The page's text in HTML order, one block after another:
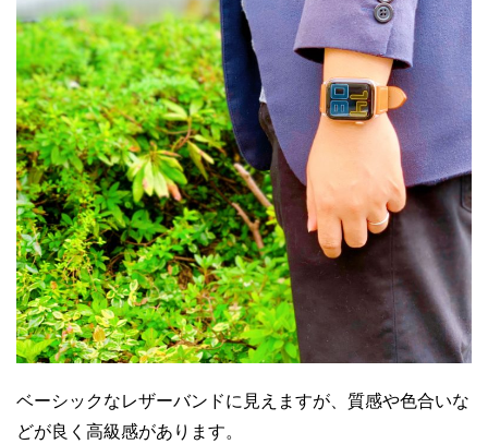
ベーシックなレザーバンドに見えますが、質感や色合いな
どが良く高級感があります。